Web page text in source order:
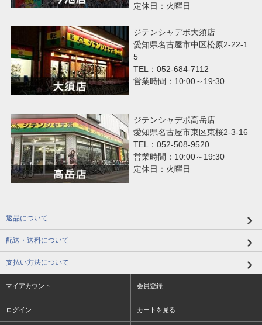
定休日：火曜日
ジテンシャデポ大須店
愛知県名古屋市中区松原2-22-1
5
TEL：052-684-7112
営業時間：10:00～19:30
ジテンシャデポ高岳店
愛知県名古屋市東区東桜2-3-16
TEL：052-508-9520
営業時間：10:00～19:30
定休日：火曜日
返品について
配送・送料について
支払い方法について
マイアカウント 会員登録
ログイン カートを見る